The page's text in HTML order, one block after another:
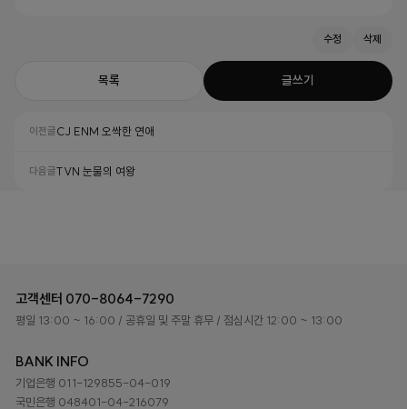
수정 삭제
목록 글쓰기
이전글CJ ENM 오싹한 연애
다음글TVN 눈물의 여왕
고객센터 070-8064-7290
평일 13:00 ~ 16:00 / 공휴일 및 주말 휴무 / 점심시간 12:00 ~ 13:00
BANK INFO
기업은행 011-129855-04-019
국민은행 048401-04-216079